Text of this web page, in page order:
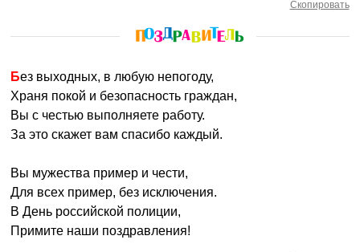
Скопировать
Без выходных, в любую непогоду,
Храня покой и безопасность граждан,
Вы с честью выполняете работу.
За это скажет вам спасибо каждый.
Вы мужества пример и чести,
Для всех пример, без исключения.
В День российской полиции,
Примите наши поздравления!